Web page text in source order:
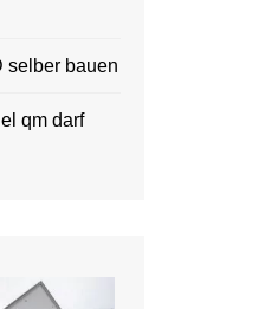
selber bauen
qm darf